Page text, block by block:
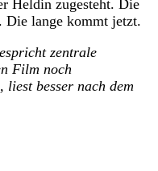
Heldin zugesteht. Die
Die lange kommt jetzt.
zentrale
Film noch
liest besser nach dem